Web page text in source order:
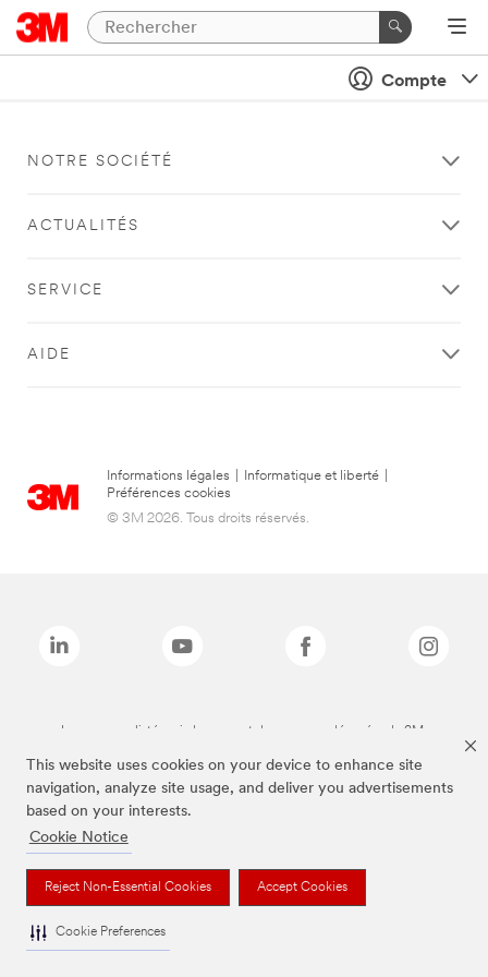
This website uses cookies on your device to enhance site
navigation, analyze site usage, and deliver you advertisements
based on your interests.
Cookie Notice
Reject Non-Essential Cookies Accept Cookies
Cookie Preferences
Compte
NOTRE SOCIÉTÉ
ACTUALITÉS
SERVICE
AIDE
Informations légales Informatique et liberté
Préférences cookies
© 3M 2026. Tous droits réservés.
Les marques listées ci-dessus sont des marques déposées de 3M.